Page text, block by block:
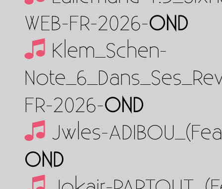
WEB-FR-2026-OND
Klem_Schen-
FR-2026-OND
Jwles-
OND